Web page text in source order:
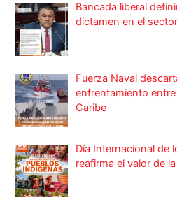
Bancada liberal
dictamen en el
Fuerza Naval
enfrentamiento
Caribe
Día Internacional de
reafirma el valor de